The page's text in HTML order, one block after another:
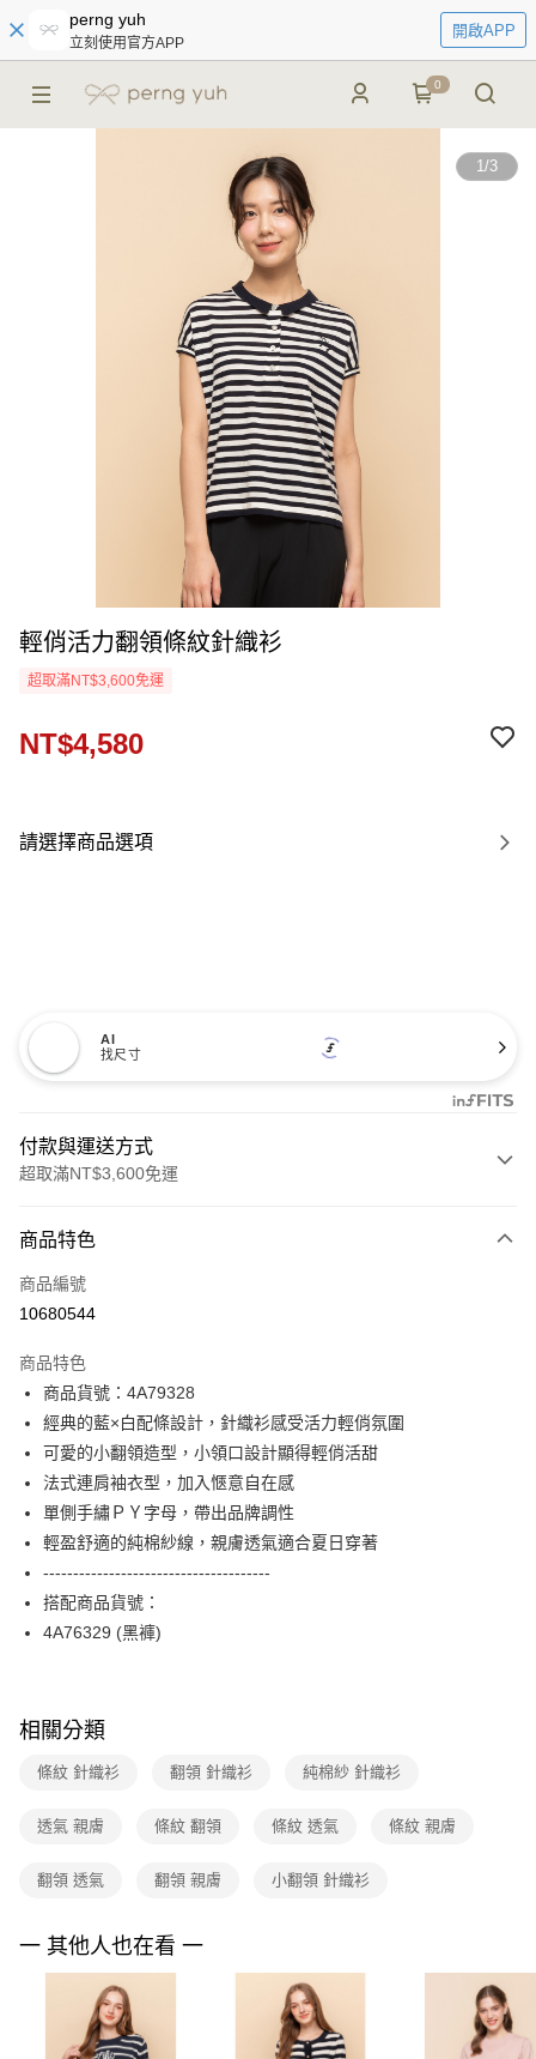
perng yuh
立刻使用官方APP
開啟APP
0
1/3
輕俏活力翻領條紋針織衫
超取滿NT$3,600免運
NT$4,580
請選擇商品選項
AI
找尺寸
付款與運送方式
超取滿NT$3,600免運
信用卡一次付款
信用卡分期付款
合作金庫商業銀行
華南商業銀行
上海商業儲蓄銀行
台北富邦商業銀行
國泰世華商業銀行
兆豐國際商業銀行
臺灣中小企業銀行
台中商業銀行
匯豐（台灣）商業銀行
聯邦商業銀行
元大商業銀行
永豐商業銀行
玉山商業銀行
台新國際商業銀行
台灣樂天信用卡公司
超商取貨付款
LINE Pay
Apple Pay
街口支付
【關於「AFTEE先享後付」】
AFTEE先享後付是「在收到商品之後才付款」的支付方式。 讓您購物簡單
３．安心：先確認商品／服務後，再付款。
【「AFTEE先享後付」結帳流程】
２．訂單成立數日內，您將收到繳費通知簡訊。
ATM／網路銀行／等多元方式進行付款，方視為交易完成。
後付繳納相關費用。
※ 交易是否成功請以「AFTEE先享後付 」之結帳頁面顯示為準，若有關於
是否繳費成功／繳費後需取消欲退款等相關疑問，請聯繫「AFTEE先享後付
客戶支援中心」https://netprotections.freshdesk.com/support/home
【注意事項】
ATM付款
全家取貨付款
每筆NT$90，滿NT$3,600(含以上)免運費
7-11取貨付款
付款後7-11取貨
每筆NT$90，滿NT$3,600(含以上)免運費
黑貓宅配
商品特色
商品編號
10680544
商品特色
商品貨號：4A79328
經典的藍×白配條設計，針織衫感受活力輕俏氛圍
可愛的小翻領造型，小領口設計顯得輕俏活甜
法式連肩袖衣型，加入愜意自在感
單側手繡ＰＹ字母，帶出品牌調性
輕盈舒適的純棉紗線，親膚透氣適合夏日穿著
--------------------------------------
搭配商品貨號：
4A76329 (黑褲)
相關分類
條紋 針織衫 翻領 針織衫 純棉紗 針織衫
透氣 親膚 條紋 翻領 條紋 透氣 條紋 親膚
翻領 透氣 翻領 親膚 小翻領 針織衫
一 其他人也在看 一